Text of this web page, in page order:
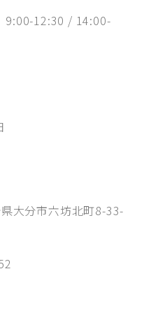
9:00-12:30 / 14:00-
大分市六坊北町8-33-